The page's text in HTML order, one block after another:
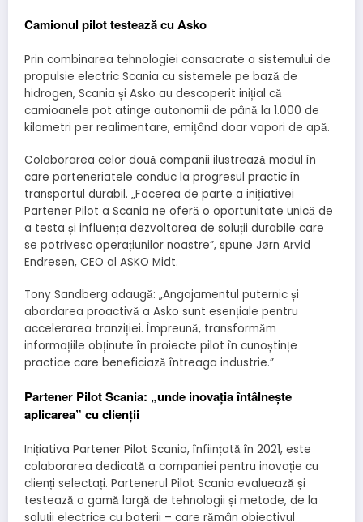
Camionul pilot testează cu Asko
Prin combinarea tehnologiei consacrate a sistemului de
propulsie electric Scania cu sistemele pe bază de
hidrogen, Scania și Asko au descoperit inițial că
camioanele pot atinge autonomii de până la 1.000 de
kilometri per realimentare, emițând doar vapori de apă.
Colaborarea celor două companii ilustrează modul în
care parteneriatele conduc la progresul practic în
transportul durabil. „Facerea de parte a inițiativei
Partener Pilot a Scania ne oferă o oportunitate unică de
a testa și influența dezvoltarea de soluții durabile care
se potrivesc operațiunilor noastre”, spune Jørn Arvid
Endresen, CEO al ASKO Midt.
Tony Sandberg adaugă: „Angajamentul puternic și
abordarea proactivă a Asko sunt esențiale pentru
accelerarea tranziției. Împreună, transformăm
informațiile obținute în proiecte pilot în cunoștințe
practice care beneficiază întreaga industrie.”
Partener Pilot Scania: „unde inovația întâlnește
aplicarea” cu clienții
Inițiativa Partener Pilot Scania, înființată în 2021, este
colaborarea dedicată a companiei pentru inovație cu
clienți selectați. Partenerul Pilot Scania evaluează și
testează o gamă largă de tehnologii și metode, de la
soluții electrice cu baterii – care rămân obiectivul